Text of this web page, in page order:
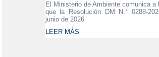
El Ministerio de Ambiente comunica a
que la Resolución DM N.° 0288-
junio de 2026
LEER MÁS